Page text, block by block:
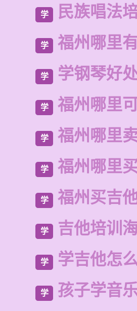
学 民族唱法
学 福州哪里
学 学钢琴好
学 福州哪里
学 福州哪里
学 福州哪里
学 福州买吉
学 吉他培训
学 学吉他怎
学 孩子学音